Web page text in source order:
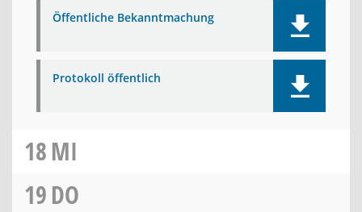
Öffentliche Bekanntmachung
Protokoll öffentlich
18MI
19DO